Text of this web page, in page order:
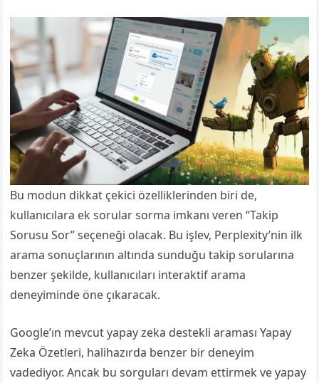
Bu modun dikkat çekici özelliklerinden biri de,
kullanıcılara ek sorular sorma imkanı veren “Takip
Sorusu Sor” seçeneği olacak. Bu işlev, Perplexity’nin ilk
arama sonuçlarının altında sunduğu takip sorularına
benzer şekilde, kullanıcıları interaktif arama
deneyiminde öne çıkaracak.
Google’ın mevcut yapay zeka destekli araması Yapay
Zeka Özetleri, halihazırda benzer bir deneyim
vadediyor. Ancak bu sorguları devam ettirmek ve yapay